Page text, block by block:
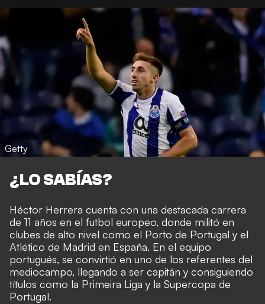
Getty
¿LO SABÍAS?
Héctor Herrera cuenta con una destacada carrera
de 11 años en el futbol europeo, donde militó en
clubes de alto nivel como el Porto de Portugal y el
Atlético de Madrid en España. En el equipo
portugués, se convirtió en uno de los referentes del
mediocampo, llegando a ser capitán y consiguiendo
títulos como la Primeira Liga y la Supercopa de
Portugal.